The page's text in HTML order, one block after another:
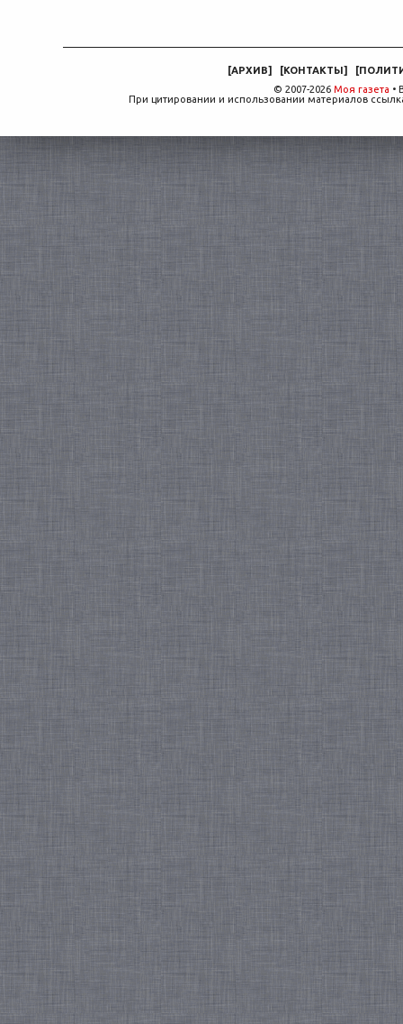
[АРХИВ] [КОНТАКТЫ] [
© 2007-2026 Моя газета •
При цитировании и использовании материалов